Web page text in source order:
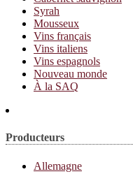
Syrah
Mousseux
Vins français
Vins italiens
Vins espagnols
Nouveau monde
À la SAQ
Producteurs
Allemagne